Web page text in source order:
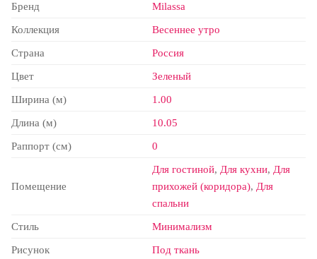
Бренд Milassa
Коллекция Весеннее утро
Страна Россия
Цвет Зеленый
Ширина (м) 1.00
Длина (м) 10.05
Раппорт (см) 0
Помещение
Для гостиной, Для кухни, Для
прихожей (коридора), Для
спальни
Стиль Минимализм
Рисунок Под ткань